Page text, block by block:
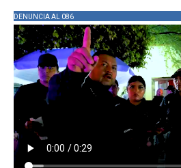
DENUNCIA AL 086